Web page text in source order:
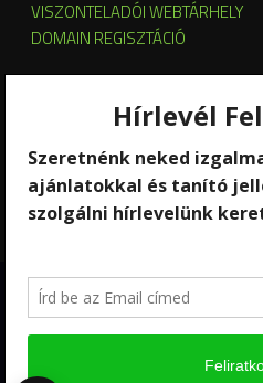
VISZONTELADÓI WEBTÁRHELY
DOMAIN REGISZTÁCIÓ
SZERVER ÜZEMELTETÉS
SZOFTVERBÉRLÉS
STREAMING
Copyright 2026